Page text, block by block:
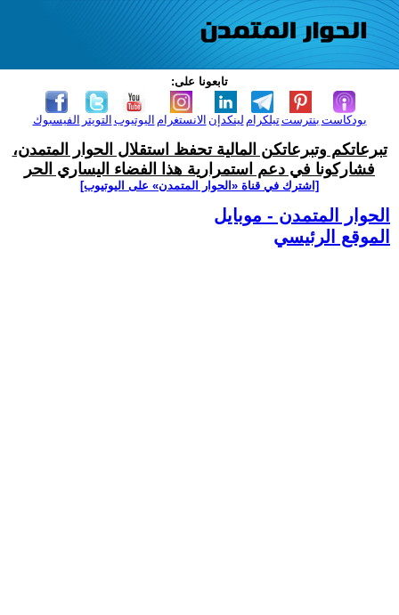
تابعونا على:
الفيسبوك التويتر اليوتيوب الانستغرام لينكدإن تيلكرامبنترست بودكاست
تبرعاتكم وتبرعاتكن المالية تحفظ استقلال الحوار المتمدن،
فشاركونا في دعم استمرارية هذا الفضاء اليساري الحر
[اشترك في قناة ‫«الحوار المتمدن» على اليوتيوب]
الحوار المتمدن - موبايل
الموقع الرئيسي